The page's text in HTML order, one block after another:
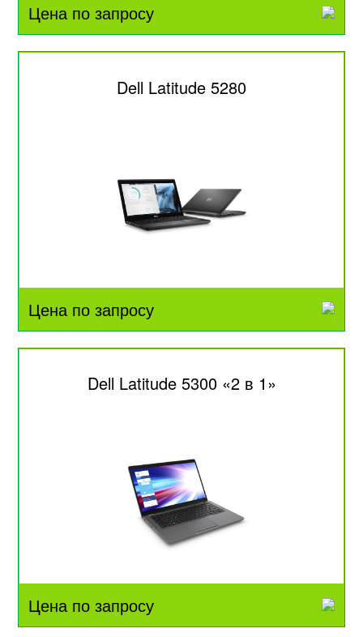
Цена по запросу
Dell Latitude 5280
Цена по запросу
Dell Latitude 5300 «2 в 1»
Цена по запросу